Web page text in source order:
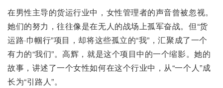
在男性主导的货运行业中，女性管理者的声音曾被忽视。
她们的努力，往往像是在无人的战场上孤军奋战。但“货
运路·巾帼行”项目，却将这些孤立的“我”，汇聚成了一个
有力的“我们”。高辉，就是这个项目中的一个缩影。她的
故事，讲述了一个女性如何在这个行业中，从“一个人”成
长为“引路人”。